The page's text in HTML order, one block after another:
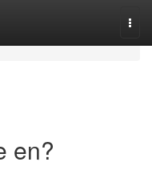
en?